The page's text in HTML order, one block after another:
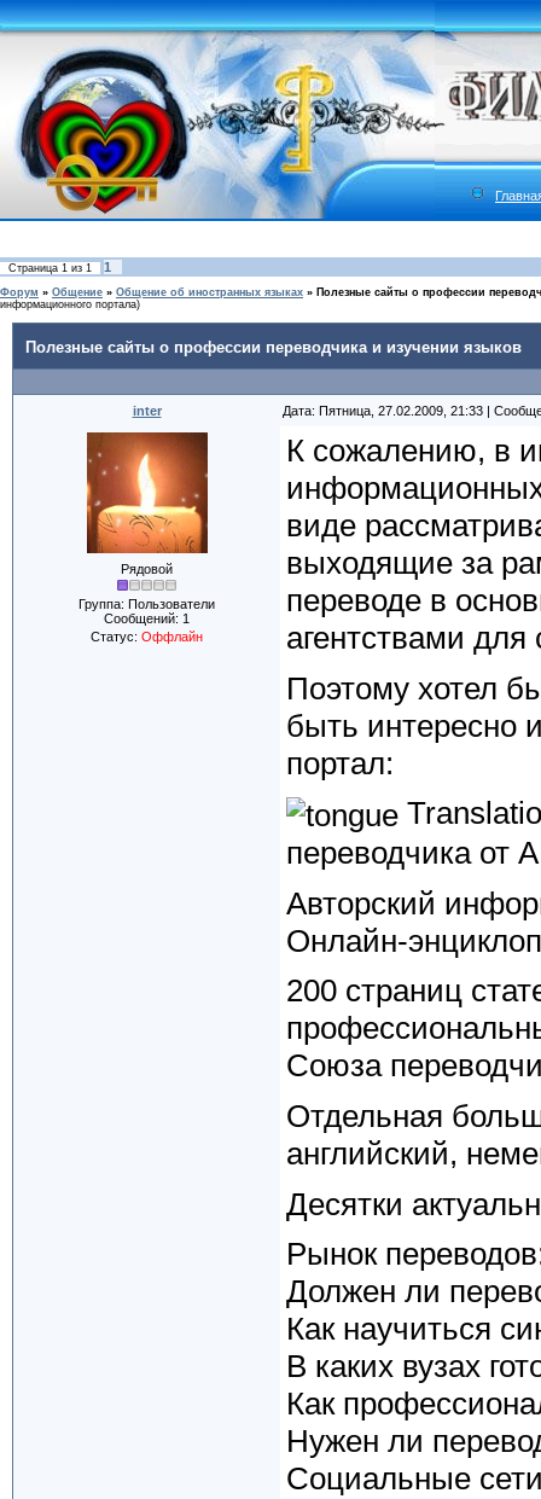
Страница 1 из 1 1
Форум » Общение » Общение об иностранных языках » Полезные сайты о профессии
информационного портала)
Полезные сайты о профессии переводчика и изучении языков
inter Дата: Пятница, 27.02.2009, 21:33 |
Рядовой
Группа: Пользователи
Сообщений: 1
Статус: Оффлайн
К сожалению, в
виде
выходящие за
переводе в
агентствами
Поэтому хотел
быть интересно
портал:
переводчика от
Авторский
Онлайн-
200 страниц
Союза
Отдельная
английский,
Десятки
Рынок
Должен ли
Как научиться
В каких вузах
Как
Нужен ли
Социальные